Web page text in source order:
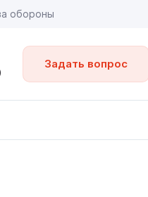
обороны
Задать вопрос